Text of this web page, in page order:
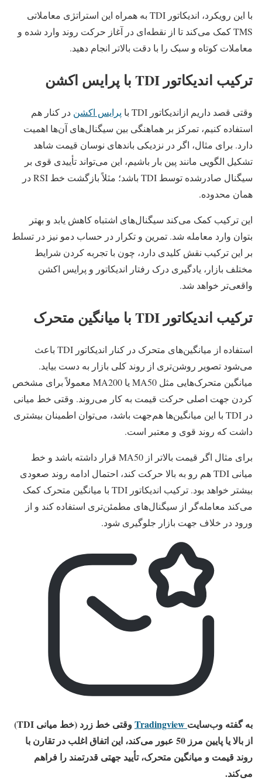
با این رویکرد، اندیکاتور TDI به همراه این استراتژی معاملاتی
TMS کمک می‌کند تا از نقطه‌ای در آغاز حرکت روند وارد شده و
معاملات کوتاه و سبک را با دقت بالاتر انجام دهید.
ترکیب اندیکاتور TDI با پرایس اکشن
وقتی قصد داریم ازاندیکاتور TDI با پرایس اکشن در کنار هم
استفاده کنیم، تمرکز بر هماهنگی بین سیگنال‌های آن‌ها اهمیت
دارد. برای مثال، اگر در نزدیکی باندهای نوسان قیمت شاهد
تشکیل الگویی مانند پین‌ بار باشیم، این می‌تواند تأییدی قوی بر
سیگنال صادرشده توسط TDI باشد؛ مثلاً بازگشت خط RSI در
همان محدوده.
این ترکیب کمک می‌کند سیگنال‌های اشتباه کاهش یابد و بهتر
بتوان وارد معامله شد. تمرین و تکرار در حساب دمو نیز در تسلط
بر این ترکیب نقش کلیدی دارد، چون با تجربه کردن شرایط
مختلف بازار، یادگیری درک رفتار اندیکاتور و پرایس اکشن
واقعی‌تر خواهد شد.
ترکیب اندیکاتور TDI با میانگین متحرک
استفاده از میانگین‌های متحرک در کنار اندیکاتور TDI باعث
می‌شود تصویر روشن‌تری از روند کلی بازار به دست بیاید.
میانگین متحرک‌هایی مثل MA50 یا MA200 معمولاً برای مشخص
کردن جهت اصلی حرکت قیمت به کار می‌روند. وقتی خط میانی
در TDI با این میانگین‌ها هم‌جهت باشد، می‌توان اطمینان بیشتری
داشت که روند قوی و معتبر است.
برای مثال اگر قیمت بالاتر از MA50 قرار داشته باشد و خط
میانی TDI هم رو به بالا حرکت کند، احتمال ادامه روند صعودی
بیشتر خواهد بود. ترکیب اندیکاتور TDI با میانگین متحرک کمک
می‌کند معامله‌گر از سیگنال‌های مطمئن‌تری استفاده کند و از
ورود در خلاف جهت بازار جلوگیری شود.
به گفته وب‌سایت Tradingview
وقتی خط زرد (خط میانی TDI)
از بالا یا پایین مرز 50 عبور می‌کند، این اتفاق اغلب در تقارن با
روند قیمت و میانگین متحرک، تأیید جهتی قدرتمند را فراهم
می‌کند.